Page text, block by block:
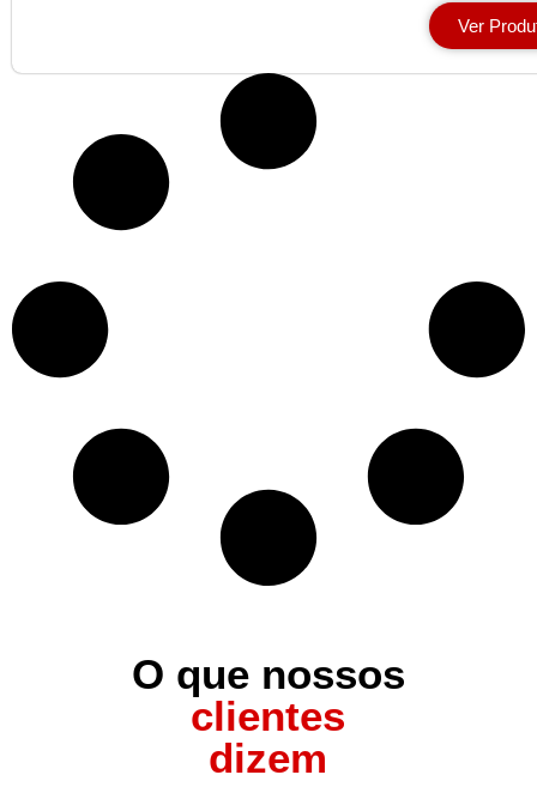
Ver
O que nossos
clientes
dizem